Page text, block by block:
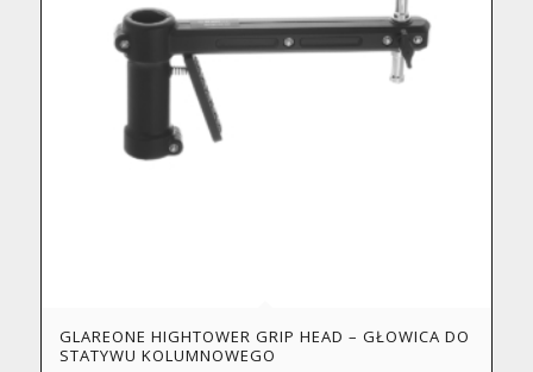
GLAREONE HIGHTOWER GRIP HEAD – GŁOWICA DO
STATYWU KOLUMNOWEGO